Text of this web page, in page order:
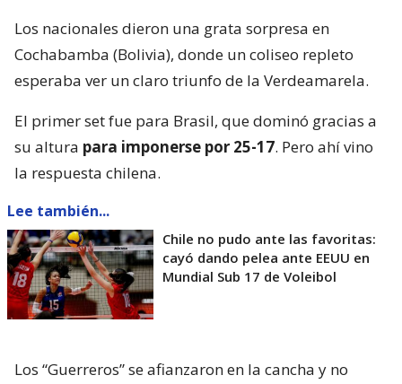
Los nacionales dieron una grata sorpresa en
Cochabamba (Bolivia), donde un coliseo repleto
esperaba ver un claro triunfo de la Verdeamarela.
El primer set fue para Brasil, que dominó gracias a
su altura para imponerse por 25-17. Pero ahí vino
la respuesta chilena.
Lee también...
Chile no pudo ante las favoritas:
cayó dando pelea ante EEUU en
Mundial Sub 17 de Voleibol
Los “Guerreros” se afianzaron en la cancha y no